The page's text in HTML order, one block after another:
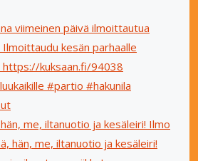
me, iltanuotio ja kesäleiri! Ilmo